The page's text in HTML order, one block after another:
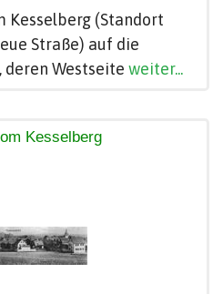
Kesselberg (Standort
Straße) auf die
deren Westseite weiter...
Kesselberg